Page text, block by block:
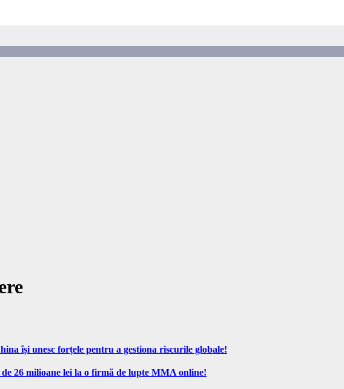
își unesc forțele pentru a gestiona riscurile globale!
26 milioane lei la o firmă de lupte MMA online!